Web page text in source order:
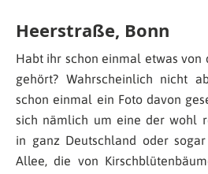
Heerstraße, Bonn
Habt ihr schon einmal etwas von
gehört? Wahrscheinlich nicht
schon einmal ein Foto davon
sich nämlich um eine der wohl
in ganz Deutschland oder
Allee, die von